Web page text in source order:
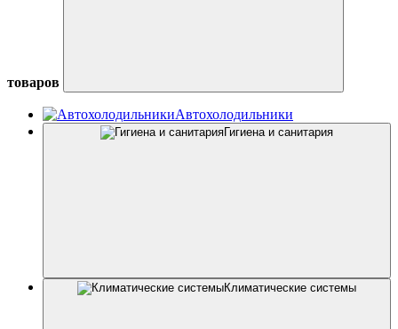
товаров
Автохолодильники
Гигиена и санитария
Климатические системы